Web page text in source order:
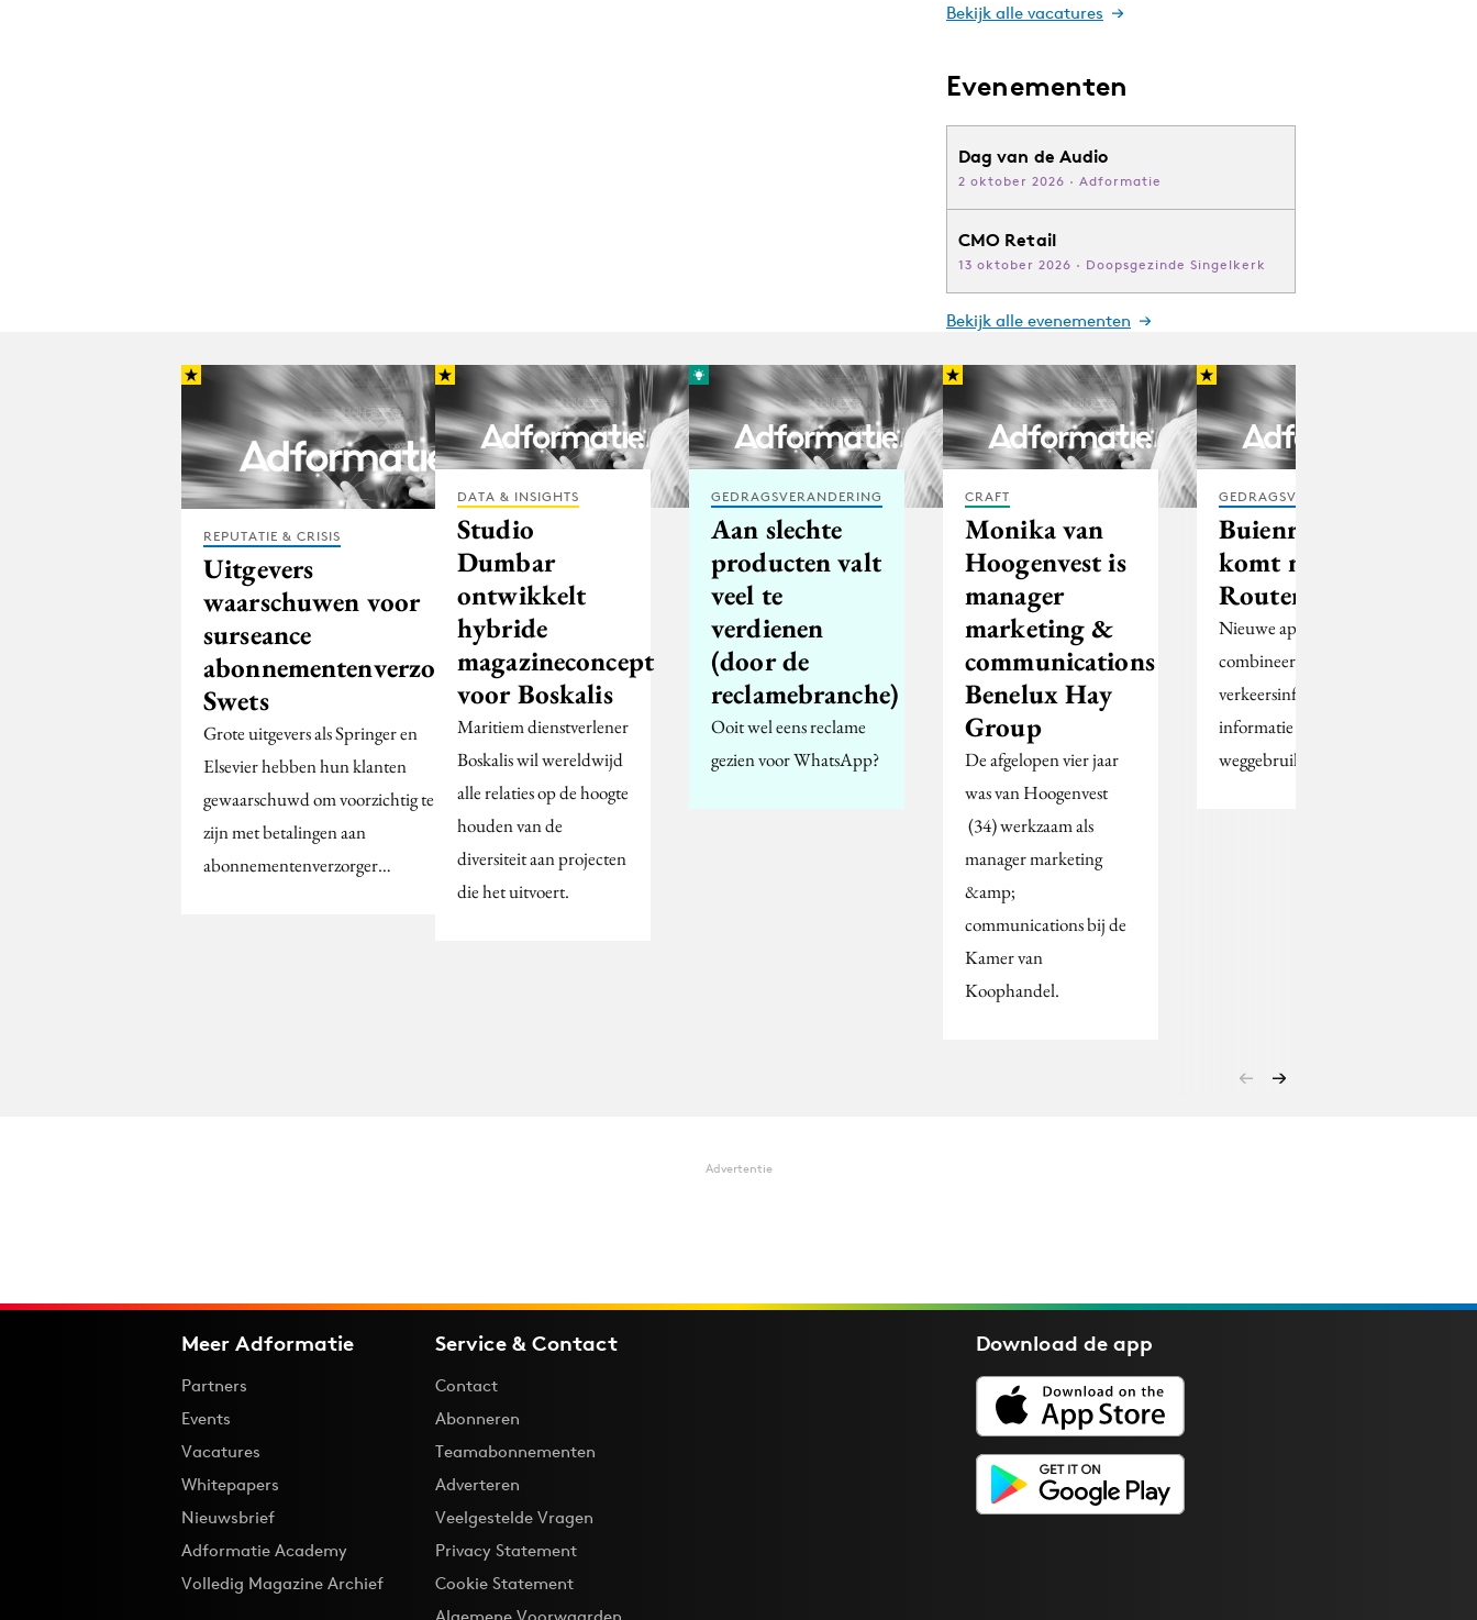
Bekijk alle vacatures
Evenementen
Dag van de Audio
2 oktober 2026 · Adformatie
CMO Retail
13 oktober 2026 · Doopsgezinde Singelkerk
Bekijk alle evenementen
REPUTATIE & CRISIS
Uitgevers
waarschuwen voor
surseance
abonnementenverzorger
Swets
Grote uitgevers als Springer en
Elsevier hebben hun klanten
gewaarschuwd om voorzichtig te
zijn met betalingen aan
abonnementenverzorger…
DATA & INSIGHTS
Studio
Dumbar
ontwikkelt
hybride
magazineconcept
voor Boskalis
Maritiem dienstverlener
Boskalis wil wereldwijd
alle relaties op de hoogte
houden van de
diversiteit aan projecten
die het uitvoert.
GEDRAGSVERANDERING
Aan slechte
producten valt
veel te
verdienen
(door de
reclamebranche)
Ooit wel eens reclame
gezien voor WhatsApp?
CRAFT
Monika van
Hoogenvest is
manager
marketing &
communications
Benelux Hay
Group
De afgelopen vier jaar
was van Hoogenvest
(34) werkzaam als
manager marketing
&amp;
communications bij de
Kamer van
Koophandel.
GEDRAGSVERANDERING
Buienradar
komt met
Routeradar
Nieuwe app
combineert live
verkeersinformatie met
informatie van
weggebruikers zelf.
Advertentie
Meer Adformatie
Partners
Events
Vacatures
Whitepapers
Nieuwsbrief
Adformatie Academy
Volledig Magazine Archief
Service & Contact
Contact
Abonneren
Teamabonnementen
Adverteren
Veelgestelde Vragen
Privacy Statement
Cookie Statement
Download deapp